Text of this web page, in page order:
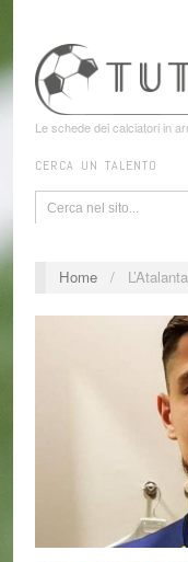
Le schede dei calciatori in
CERCA UN TALENTO
Home /